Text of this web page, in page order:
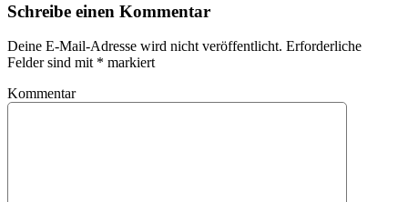
Schreibe einen Kommentar
Deine E-Mail-Adresse wird nicht veröffentlicht. Erforderliche
Felder sind mit * markiert
Kommentar